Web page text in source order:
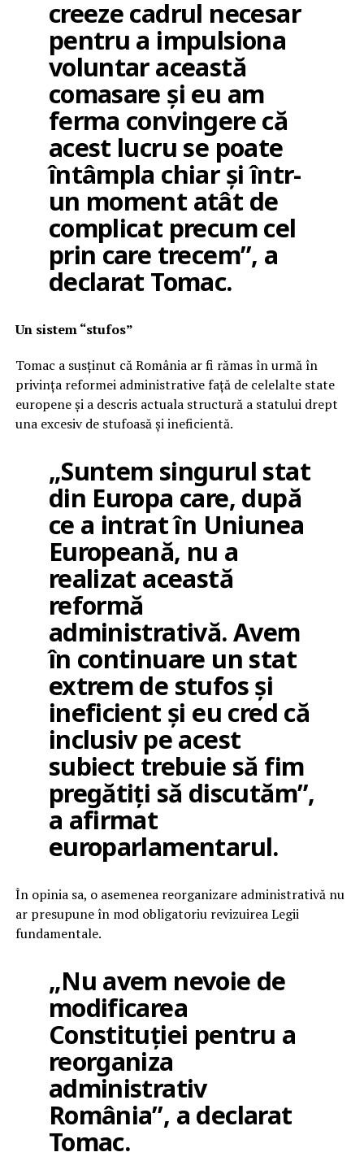
creeze cadrul necesar
pentru a impulsiona
voluntar această
comasare și eu am
ferma convingere că
acest lucru se poate
întâmpla chiar și într-
un moment atât de
complicat precum cel
prin care trecem”, a
declarat Tomac.
Un sistem “stufos”
Tomac a susținut că România ar fi rămas în urmă în
privința reformei administrative față de celelalte state
europene și a descris actuala structură a statului drept
una excesiv de stufoasă și ineficientă.
„Suntem singurul stat
din Europa care, după
ce a intrat în Uniunea
Europeană, nu a
realizat această
reformă
administrativă. Avem
în continuare un stat
extrem de stufos și
ineficient și eu cred că
inclusiv pe acest
subiect trebuie să fim
pregătiți să discutăm”,
a afirmat
europarlamentarul.
În opinia sa, o asemenea reorganizare administrativă nu
ar presupune în mod obligatoriu revizuirea Legii
fundamentale.
„Nu avem nevoie de
modificarea
Constituției pentru a
reorganiza
administrativ
România”, a declarat
Tomac.